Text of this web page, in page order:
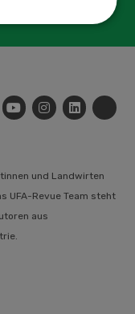
und Landwirten
UFA-Revue Team steht
aus